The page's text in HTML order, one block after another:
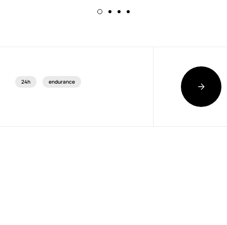
24h endurance